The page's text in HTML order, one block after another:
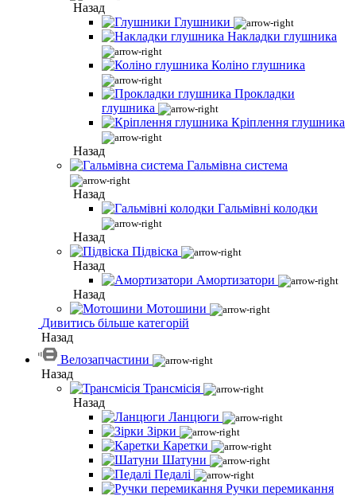
Назад
Глушники
Накладки глушника
Коліно глушника
Прокладки
глушника
Кріплення глушника
Назад
Гальмівна система
Назад
Гальмівні колодки
Назад
Підвіска
Назад
Амортизатори
Назад
Мотошини
Дивитись більше категорій
Назад
Велозапчастини
Назад
Трансмісія
Назад
Ланцюги
Зірки
Каретки
Шатуни
Педалі
Ручки перемикання